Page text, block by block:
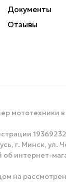
Документы
Отзывы
мототехники
г. Минск, ул.
интернет-
на